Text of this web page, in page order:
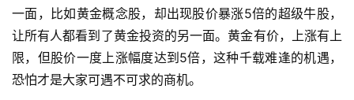
一面，比如黄金概念股，却出现股价暴涨5倍的超级牛股，
让所有人都看到了黄金投资的另一面。黄金有价，上涨有上
限，但股价一度上涨幅度达到5倍，这种千载难逢的机遇，
恐怕才是大家可遇不可求的商机。